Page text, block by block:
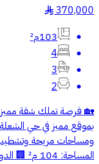
370,000
§
103م²
4
3
2
🏡 فرصة تملك شقة
بموقع مميز في حي
ومساحات مريحة